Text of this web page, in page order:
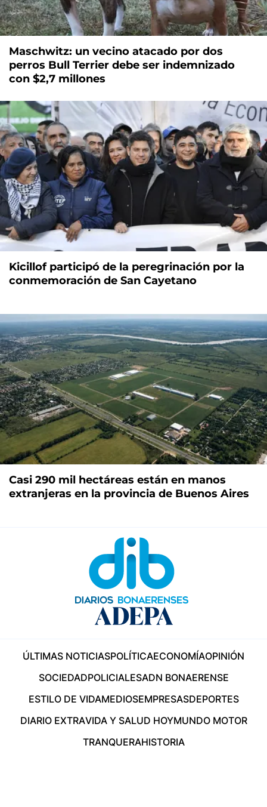
Maschwitz: un vecino atacado por dos
perros Bull Terrier debe ser indemnizado
con $2,7 millones
Kicillof participó de la peregrinación por la
conmemoración de San Cayetano
Casi 290 mil hectáreas están en manos
extranjeras en la provincia de Buenos Aires
ÚLTIMAS NOTICIASPOLÍTICAECONOMÍAOPINIÓN
SOCIEDADPOLICIALESADN BONAERENSE
ESTILO DE VIDAMEDIOSEMPRESASDEPORTES
DIARIO EXTRAVIDA Y SALUD HOYMUNDO MOTOR
TRANQUERAHISTORIA